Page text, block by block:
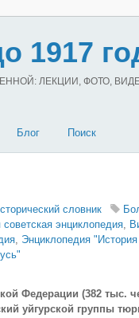
1917
ЛЕКЦИИ, ФОТО,
Блог Поиск
словник
энциклопедия,
, Энциклопедия
Федерации (382 тыс.
уйгурской группы